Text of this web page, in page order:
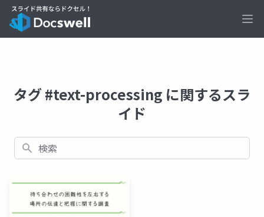
タグ #text-processing に関するスラ
イド
検索